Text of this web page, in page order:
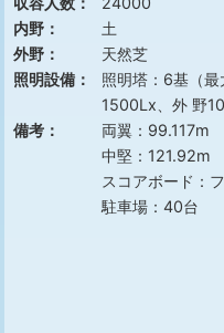
内野：
土
外野：
天然芝
照明設備：
照明塔：6基（
1500Lx、外 野
備考：
両翼：99.117m
中堅：121.92m
スコアボード：
駐車場：40台